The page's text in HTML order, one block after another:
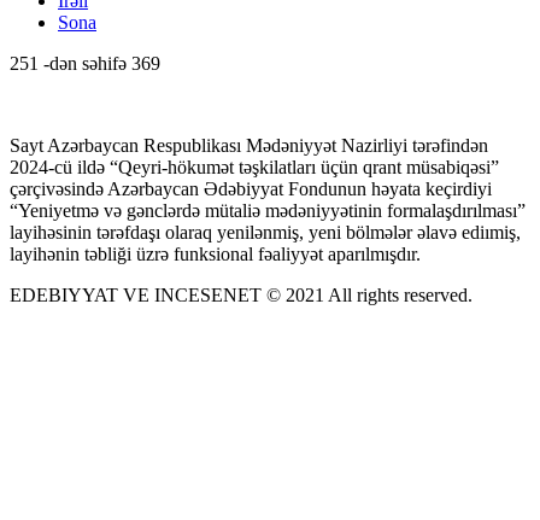
Sona
251 -dən səhifə 369
Sayt Azərbaycan Respublikası Mədəniyyət Nazirliyi tərəfindən
2024-cü ildə “Qeyri-hökumət təşkilatları üçün qrant müsabiqəsi”
çərçivəsində Azərbaycan Ədəbiyyat Fondunun həyata keçirdiyi
“Yeniyetmə və gənclərdə mütaliə mədəniyyətinin formalaşdırılması”
layihəsinin tərəfdaşı olaraq yenilənmiş, yeni bölmələr əlavə ediımiş,
layihənin təbliği üzrə funksional fəaliyyət aparılmışdır.
EDEBIYYAT VE INCESENET © 2021 All rights reserved.